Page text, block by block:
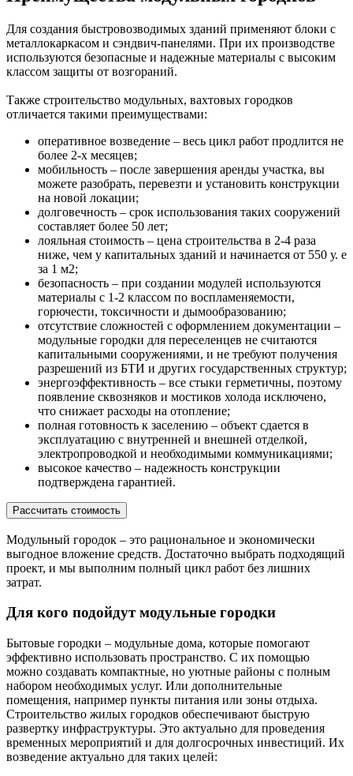
Для создания быстровозводимых зданий применяют блоки с
металлокаркасом и сэндвич-панелями. При их производстве
используются безопасные и надежные материалы с высоким
классом защиты от возгораний.
Также строительство модульных, вахтовых городков
отличается такими преимуществами:
оперативное возведение – весь цикл работ продлится не
более 2-х месяцев;
мобильность – после завершения аренды участка, вы
можете разобрать, перевезти и установить конструкции
на новой локации;
долговечность – срок использования таких сооружений
составляет более 50 лет;
лояльная стоимость – цена строительства в 2-4 раза
ниже, чем у капитальных зданий и начинается от 550 у. е
за 1 м2;
безопасность – при создании модулей используются
материалы с 1-2 классом по воспламеняемости,
горючести, токсичности и дымообразованию;
отсутствие сложностей с оформлением документации –
модульные городки для переселенцев не считаются
капитальными сооружениями, и не требуют получения
разрешений из БТИ и других государственных структур;
энергоэффективность – все стыки герметичны, поэтому
появление сквозняков и мостиков холода исключено,
что снижает расходы на отопление;
полная готовность к заселению – объект сдается в
эксплуатацию с внутренней и внешней отделкой,
электропроводкой и необходимыми коммуникациями;
высокое качество – надежность конструкции
подтверждена гарантией.
Рассчитать стоимость
Модульный городок – это рациональное и экономически
выгодное вложение средств. Достаточно выбрать подходящий
проект, и мы выполним полный цикл работ без лишних
затрат.
Для кого подойдут модульные городки
Бытовые городки – модульные дома, которые помогают
эффективно использовать пространство. С их помощью
можно создавать компактные, но уютные районы с полным
набором необходимых услуг. Или дополнительные
помещения, например пункты питания или зоны отдыха.
Строительство жилых городков обеспечивают быструю
развертку инфраструктуры. Это актуально для проведения
временных мероприятий и для долгосрочных инвестиций. Их
возведение актуально для таких целей: